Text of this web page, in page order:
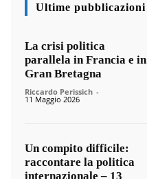
Ultime pubblicazioni
La crisi politica
parallela in Francia e in
Gran Bretagna
Riccardo Perissich -
11 Maggio 2026
Un compito difficile:
raccontare la politica
internazionale – 13